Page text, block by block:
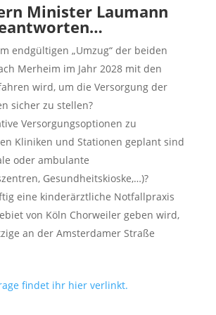
Minister Laumann
endgültigen „Umzug“ der beiden
Merheim im Jahr 2028 mit den
wird, um die Versorgung der
sicher zu stellen?
Versorgungsoptionen zu
Kliniken und Stationen geplant sind
oder ambulante
Gesundheitskioske,…)?
eine kinderärztliche Notfallpraxis
von Köln Chorweiler geben wird,
an der Amsterdamer Straße
findet ihr hier verlinkt.